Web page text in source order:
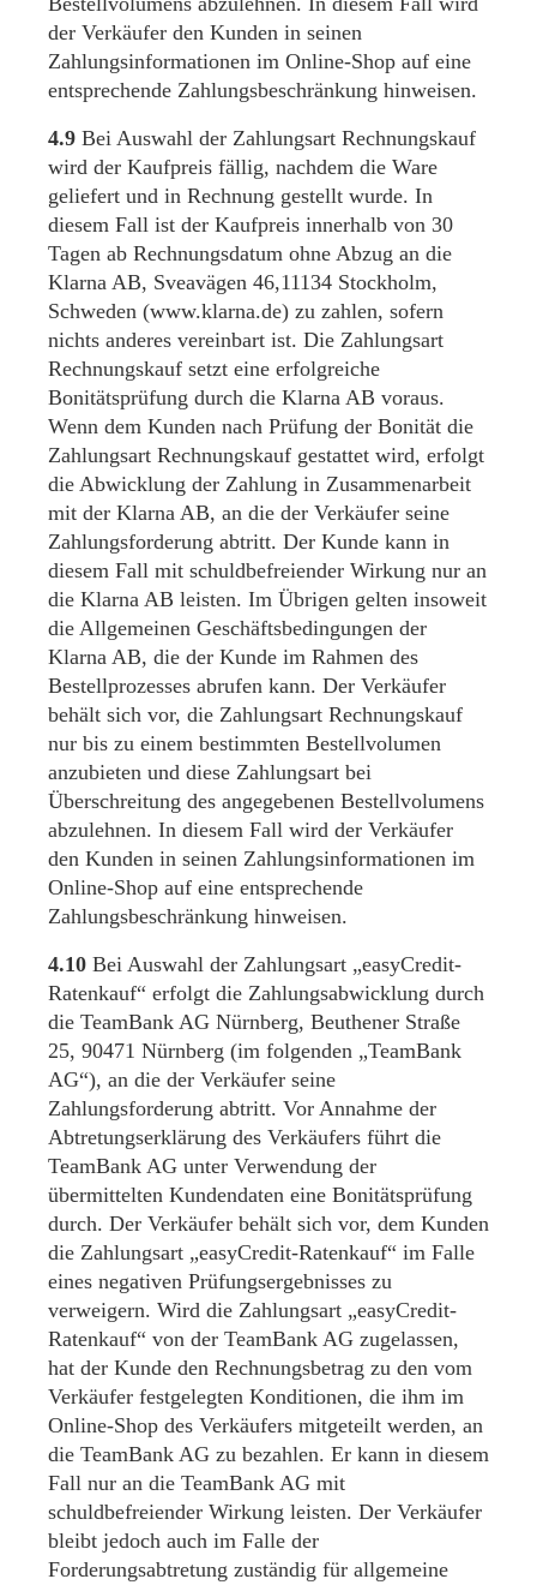
der Verkäufer den Kunden in seinen
Zahlungsinformationen im Online-Shop auf eine
entsprechende Zahlungsbeschränkung hinweisen.
4.9 Bei Auswahl der Zahlungsart Rechnungskauf
wird der Kaufpreis fällig, nachdem die Ware
geliefert und in Rechnung gestellt wurde. In
diesem Fall ist der Kaufpreis innerhalb von 30
Tagen ab Rechnungsdatum ohne Abzug an die
Klarna AB, Sveavägen 46,11134 Stockholm,
Schweden (www.klarna.de) zu zahlen, sofern
nichts anderes vereinbart ist. Die Zahlungsart
Rechnungskauf setzt eine erfolgreiche
Bonitätsprüfung durch die Klarna AB voraus.
Wenn dem Kunden nach Prüfung der Bonität die
Zahlungsart Rechnungskauf gestattet wird, erfolgt
die Abwicklung der Zahlung in Zusammenarbeit
mit der Klarna AB, an die der Verkäufer seine
Zahlungsforderung abtritt. Der Kunde kann in
diesem Fall mit schuldbefreiender Wirkung nur an
die Klarna AB leisten. Im Übrigen gelten insoweit
die Allgemeinen Geschäftsbedingungen der
Klarna AB, die der Kunde im Rahmen des
Bestellprozesses abrufen kann. Der Verkäufer
behält sich vor, die Zahlungsart Rechnungskauf
nur bis zu einem bestimmten Bestellvolumen
anzubieten und diese Zahlungsart bei
Überschreitung des angegebenen Bestellvolumens
abzulehnen. In diesem Fall wird der Verkäufer
den Kunden in seinen Zahlungsinformationen im
Online-Shop auf eine entsprechende
Zahlungsbeschränkung hinweisen.
4.10 Bei Auswahl der Zahlungsart „easyCredit-
Ratenkauf“ erfolgt die Zahlungsabwicklung durch
die TeamBank AG Nürnberg, Beuthener Straße
25, 90471 Nürnberg (im folgenden „TeamBank
AG“), an die der Verkäufer seine
Zahlungsforderung abtritt. Vor Annahme der
Abtretungserklärung des Verkäufers führt die
TeamBank AG unter Verwendung der
übermittelten Kundendaten eine Bonitätsprüfung
durch. Der Verkäufer behält sich vor, dem Kunden
die Zahlungsart „easyCredit-Ratenkauf“ im Falle
eines negativen Prüfungsergebnisses zu
verweigern. Wird die Zahlungsart „easyCredit-
Ratenkauf“ von der TeamBank AG zugelassen,
hat der Kunde den Rechnungsbetrag zu den vom
Verkäufer festgelegten Konditionen, die ihm im
Online-Shop des Verkäufers mitgeteilt werden, an
die TeamBank AG zu bezahlen. Er kann in diesem
Fall nur an die TeamBank AG mit
schuldbefreiender Wirkung leisten. Der Verkäufer
bleibt jedoch auch im Falle der
Forderungsabtretung zuständig für allgemeine